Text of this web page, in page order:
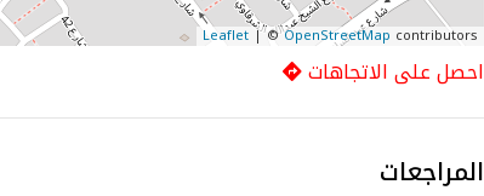
Leaflet| ©OpenStreetMap contributors
احصل على الاتجاهات
المراجعات